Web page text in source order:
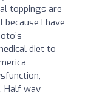
toppings are
because I have
diet to
Half way